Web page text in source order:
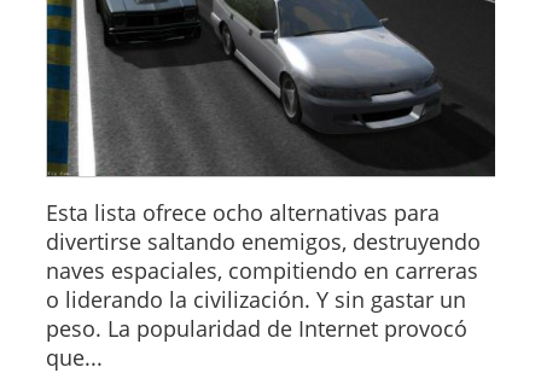
Esta lista ofrece ocho alternativas para
divertirse saltando enemigos, destruyendo
naves espaciales, compitiendo en carreras
o liderando la civilización. Y sin gastar un
peso. La popularidad de Internet provocó
que...